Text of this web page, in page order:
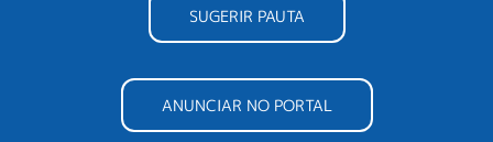
SUGERIR PAUTA
ANUNCIAR NO PORTAL